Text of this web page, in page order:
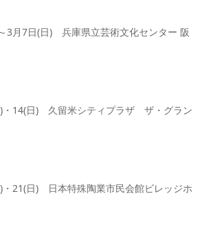
3月7日(日) 兵庫県立芸術文化センター 阪
・14(日) 久留米シティプラザ ザ・グラン
・21(日) 日本特殊陶業市民会館ビレッジホ